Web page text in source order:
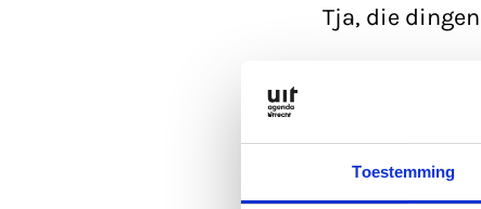
Toestemming
Tja, die
is altijd wel